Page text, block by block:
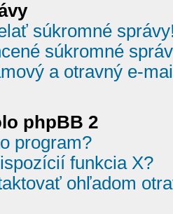
súkromné
súkromné
a otravný e-
phpBB 2
program?
funkcia X?
ohľadom